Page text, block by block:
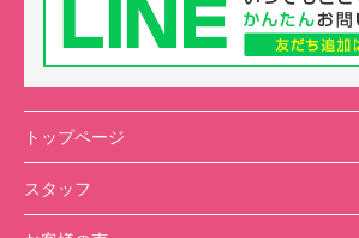
トップページ
スタッフ